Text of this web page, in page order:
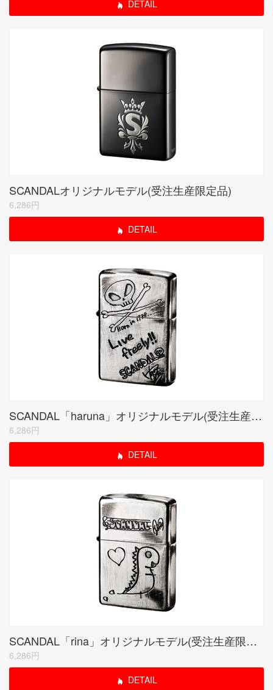
DETAIL
SCANDALオリジナルモデル(受注生産限定品)
6,286円
DETAIL
SCANDAL「haruna」オリジナルモデル(受注生産限定品)
6,286円
DETAIL
SCANDAL「rina」オリジナルモデル(受注生産限定品)
6,286円
DETAIL